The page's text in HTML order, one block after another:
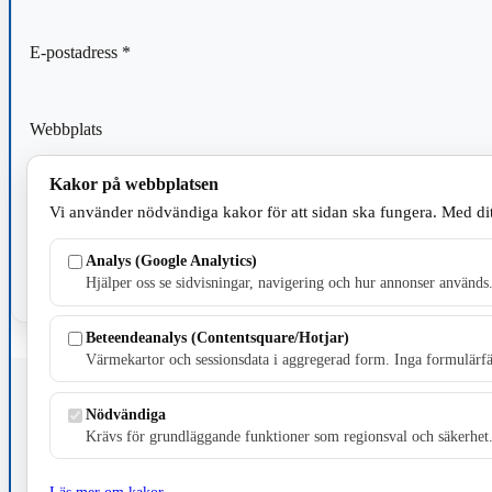
E-postadress *
Webbplats
Spara mitt namn, min e-postadress och webbplats i denna
Fristående webbtidningsföretag grundat 1991 som sedan 2002
Kakor på webbplatsen
Vi använder nödvändiga kakor för att sidan ska fungera. Med
Analys (Google Analytics)
Hjälper oss se sidvisningar, navigering och hur annonser används.
Beteendeanalys (Contentsquare/Hotjar)
Värmekartor och sessionsdata i aggregerad form. Inga
Nödvändiga
Krävs för grundläggande funktioner som regionsval och säkerhet.